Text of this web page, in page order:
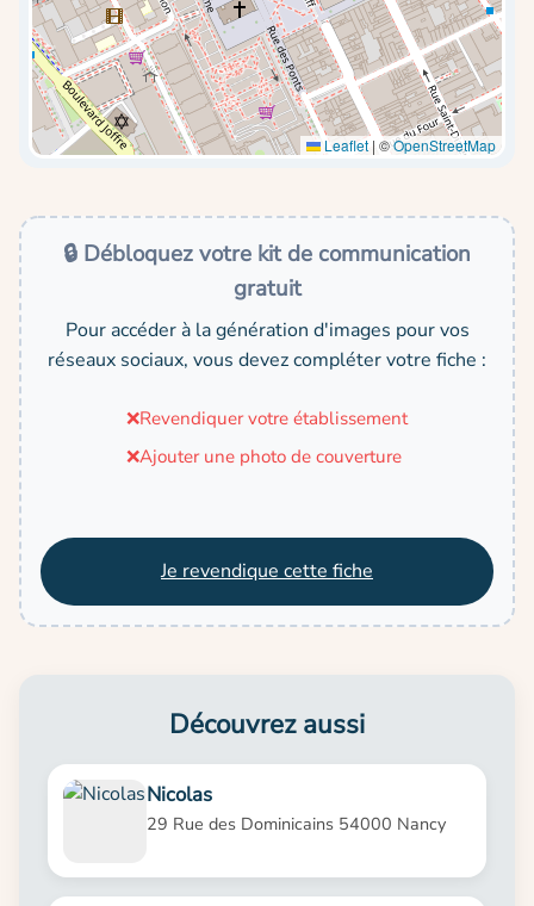
Leaflet | ©OpenStreetMap
🔒 Débloquez votre kit de communication
gratuit
Pour accéder à la génération d'images pour vos
réseaux sociaux, vous devez compléter votre fiche :
❌Revendiquer votre établissement
❌Ajouter une photo de couverture
Je revendique cette fiche
Découvrez aussi
Nicolas
29 Rue des Dominicains 54000 Nancy